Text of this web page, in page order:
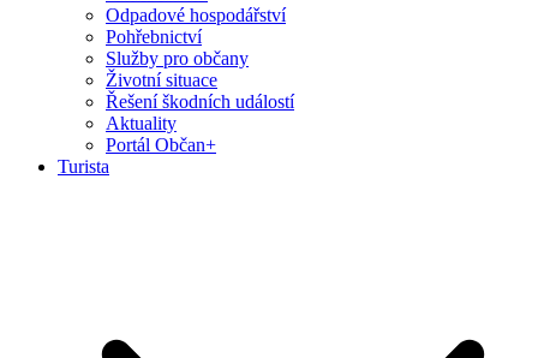
Odpadové hospodářství
Pohřebnictví
Služby pro občany
Životní situace
Řešení škodních událostí
Aktuality
Portál Občan+
Turista